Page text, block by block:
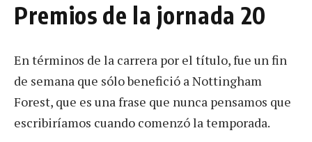
Premios de la jornada 20
En términos de la carrera por el título, fue un fin
de semana que sólo benefició a Nottingham
Forest, que es una frase que nunca pensamos que
escribiríamos cuando comenzó la temporada.